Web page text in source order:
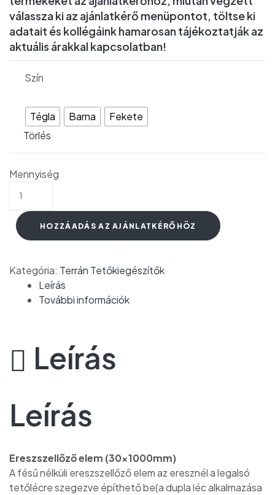
válassza ki az ajánlatkérő menüpontot, töltse ki
adatait és kollégáink hamarosan tájékoztatják az
aktuális árakkal kapcsolatban!
Szín
Tégla Barna
Fekete
Törlés
Mennyiség
HOZZÁADÁS AZ AJÁNLATKÉRŐHÖZ
Kategória: Terrán Tetőkiegészítők
Leírás
További információk
Leírás
Leírás
Ereszszellőző elem (30x1000mm)
A fésű nélküli ereszszellőző elem az eresznél a legalsó
tetőlécre szegezve építhető be(a dupla léc alkalmazása